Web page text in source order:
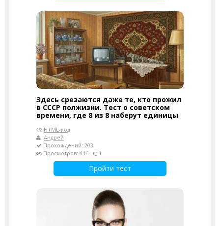
Здесь срезаются даже те, кто прожил
в СССР полжизни. Тест о советском
времени, где 8 из 8 наберут единицы
HTML-код
Андрей
Прохождений: 203
Просмотров: 446
1
Пройти тест